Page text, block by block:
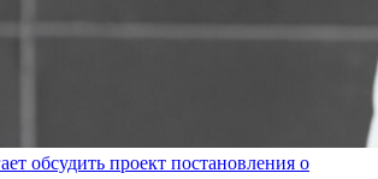
обсудить проект постановления о